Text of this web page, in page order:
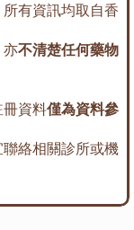
有資訊均取自香
亦不清楚任何藥物
資料僅為資料參
絡相關診所或機